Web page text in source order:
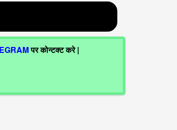
पर कोन्टक्ट करे |